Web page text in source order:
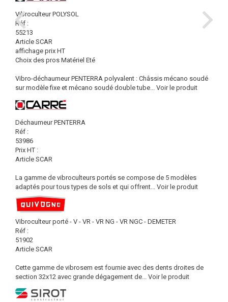
Vibroculteur POLYSOL
Réf :
55213
Article SCAR
affichage prix HT
Choix des pros Matériel Eté
Vibro-déchaumeur PENTERRA polyvalent : Châssis mécano soudé
sur modèle fixe et mécano soudé double tube... Voir le produit
Déchaumeur PENTERRA
Réf :
53986
Prix HT :
Article SCAR
La gamme de vibroculteurs portés se compose de 5 modèles
adaptés pour tous types de sols et qui offrent... Voir le produit
Vibroculteur porté - V - VR - VR NG - VR NGC - DEMETER
Réf :
51902
Article SCAR
Cette gamme de vibrosem est fournie avec des dents droites de
section 32x12 avec grande dégagement de... Voir le produit